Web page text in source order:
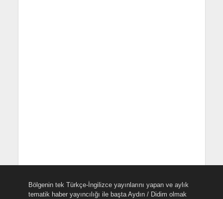
Bölgenin tek Türkçe-İngilizce yayınlarını yapan ve aylık
tematik haber yayıncılığı ile başta Aydın / Didim olmak